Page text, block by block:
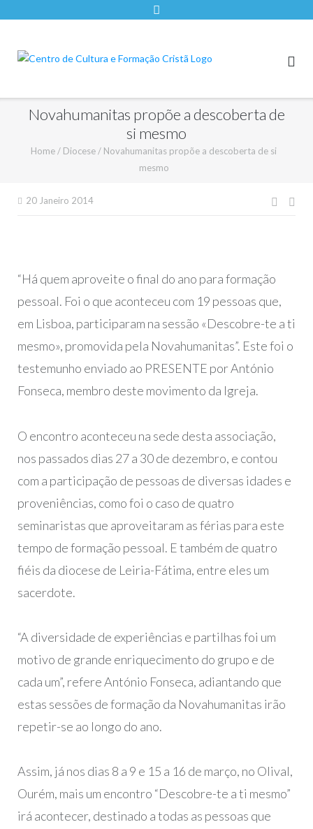
Novahumanitas propõe a descoberta de
si mesmo
Home / Diocese / Novahumanitas propõe a descoberta de si
mesmo
20 Janeiro 2014
“Há quem aproveite o final do ano para formação
pessoal. Foi o que aconteceu com 19 pessoas que,
em Lisboa, participaram na sessão «Descobre-te a ti
mesmo», promovida pela Novahumanitas”. Este foi o
testemunho enviado ao PRESENTE por António
Fonseca, membro deste movimento da Igreja.
O encontro aconteceu na sede desta associação,
nos passados dias 27 a 30 de dezembro, e contou
com a participação de pessoas de diversas idades e
proveniências, como foi o caso de quatro
seminaristas que aproveitaram as férias para este
tempo de formação pessoal. E também de quatro
fiéis da diocese de Leiria-Fátima, entre eles um
sacerdote.
“A diversidade de experiências e partilhas foi um
motivo de grande enriquecimento do grupo e de
cada um”, refere António Fonseca, adiantando que
estas sessões de formação da Novahumanitas irão
repetir-se ao longo do ano.
Assim, já nos dias 8 a 9 e 15 a 16 de março, no Olival,
Ourém, mais um encontro “Descobre-te a ti mesmo”
irá acontecer, destinado a todas as pessoas que